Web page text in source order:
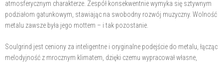
atmosferycznym charakterze. Zespół konsekwentnie wymyka się sztywnym
podziałom gatunkowym, stawiając na swobodny rozwój muzyczny. Wolność
metalu zawsze była jego mottem – i tak pozostanie.
Soulgrind jest ceniony za inteligentne i oryginalne podejście do metalu, łącząc
melodyjność z mrocznym klimatem, dzięki czemu wypracował własne,